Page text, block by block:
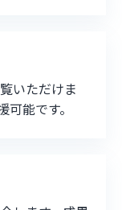
いただけま
能です。